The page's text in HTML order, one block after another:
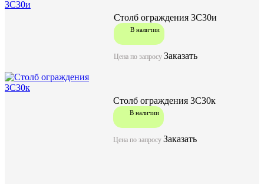
В наличии
Столб ограждения 3С30и
Цена по запросу Заказать
В наличии
Столб ограждения 3С30к
Цена по запросуЗаказать